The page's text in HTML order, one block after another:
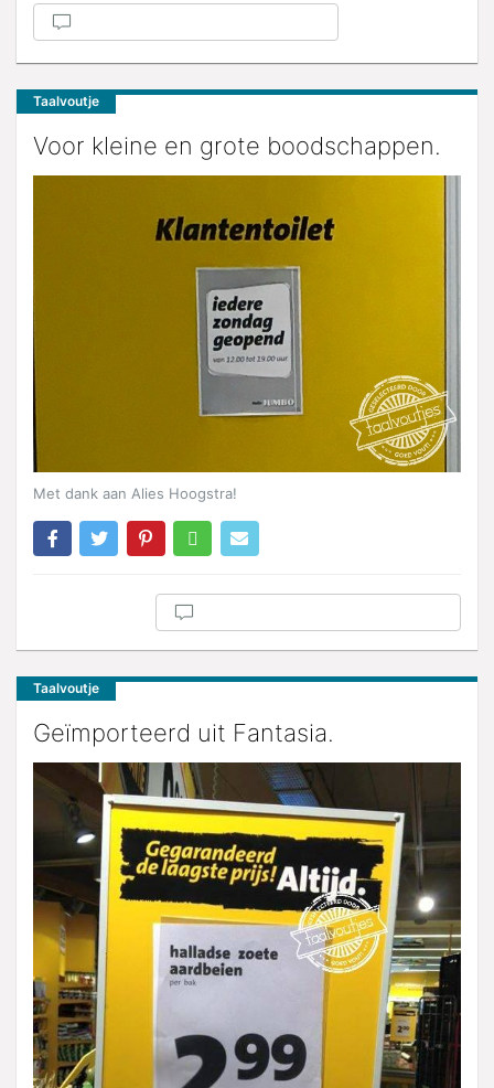
Taalvoutje
Voor kleine en grote boodschappen.
Met dank aan Alies Hoogstra!
Taalvoutje
Geïmporteerd uit Fantasia.